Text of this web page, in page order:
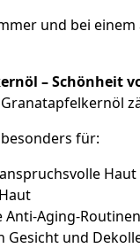
und bei
– Schönheit
für:
Haut
Anti-Aging-Routinen
Gesicht und